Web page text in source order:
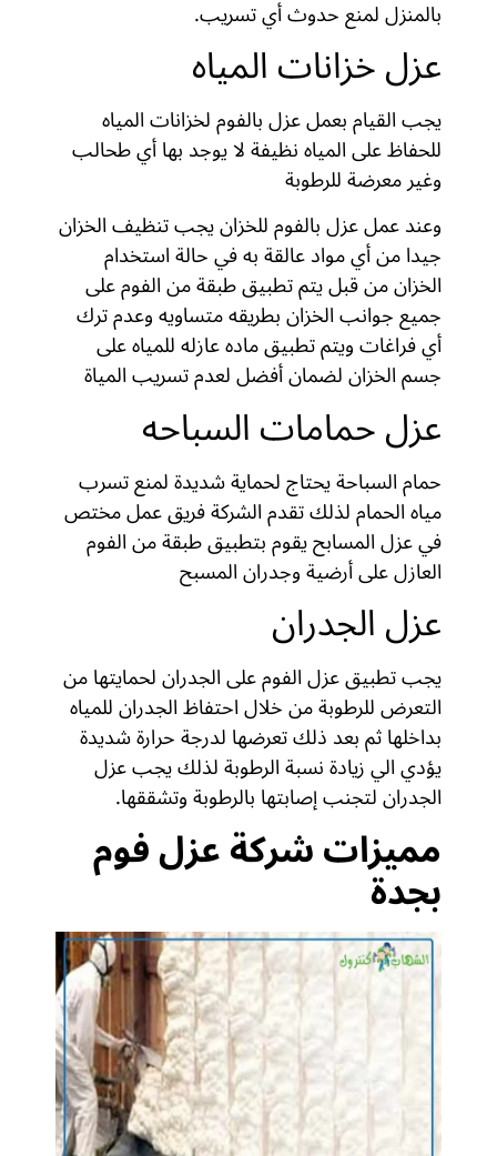
بالمنزل لمنع حدوث أي تسريب.
عزل خزانات المياه
يجب القيام بعمل عزل بالفوم لخزانات المياه
للحفاظ على المياه نظيفة لا يوجد بها أي طحالب
وغير معرضة للرطوبة
وعند عمل عزل بالفوم للخزان يجب تنظيف الخزان
جيدا من أي مواد عالقة به في حالة استخدام
الخزان من قبل يتم تطبيق طبقة من الفوم على
جميع جوانب الخزان بطريقه متساويه وعدم ترك
أي فراغات ويتم تطبيق ماده عازله للمياه على
جسم الخزان لضمان أفضل لعدم تسريب المياة
عزل حمامات السباحه
حمام السباحة يحتاج لحماية شديدة لمنع تسرب
مياه الحمام لذلك تقدم الشركة فريق عمل مختص
في عزل المسابح يقوم بتطبيق طبقة من الفوم
العازل على أرضية وجدران المسبح
عزل الجدران
يجب تطبيق عزل الفوم على الجدران لحمايتها من
التعرض للرطوبة من خلال احتفاظ الجدران للمياه
بداخلها ثم بعد ذلك تعرضها لدرجة حرارة شديدة
يؤدي الي زيادة نسبة الرطوبة لذلك يجب عزل
الجدران لتجنب إصابتها بالرطوبة وتشققها.
مميزات شركة عزل فوم
بجدة